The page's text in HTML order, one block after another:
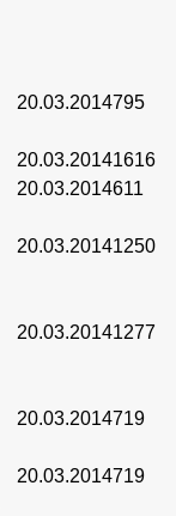
20.03.2014795
20.03.20141616
20.03.2014611
20.03.20141250
20.03.20141277
20.03.2014719
20.03.2014719